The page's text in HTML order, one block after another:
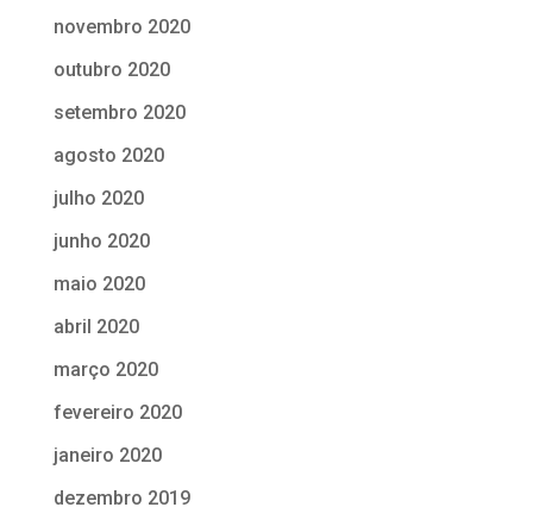
novembro 2020
outubro 2020
setembro 2020
agosto 2020
julho 2020
junho 2020
maio 2020
abril 2020
março 2020
fevereiro 2020
janeiro 2020
dezembro 2019